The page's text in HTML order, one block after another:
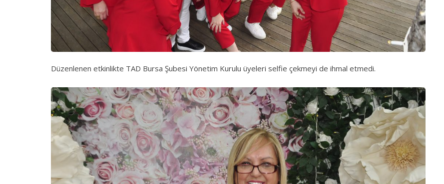
Düzenlenen etkinlikte TAD Bursa Şubesi Yönetim Kurulu üyeleri selfie çekmeyi de ihmal etmedi.